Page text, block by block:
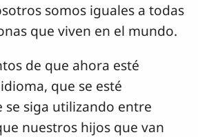
somos iguales a todas
que viven en el mundo.
de que ahora esté
que se esté
se siga utilizando entre
nuestros hijos que van